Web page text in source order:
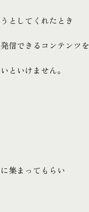
としてくれたとき
信できるコンテンツを
といけません。
集まってもらい